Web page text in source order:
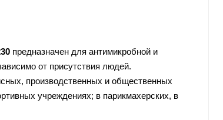
предназначен для антимикробной и
от присутствия людей.
производственных и общественных
учреждениях; в парикмахерских, в